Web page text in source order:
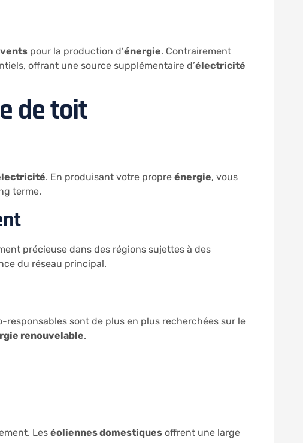
vents pour la production d’énergie. Contrairement
offrant une source supplémentaire d’électricité
de toit
. En produisant votre propre énergie, vous
terme.
précieuse dans des régions sujettes à des
du réseau principal.
sont de plus en plus recherchées sur le
renouvelable.
Les éoliennes domestiques offrent une large